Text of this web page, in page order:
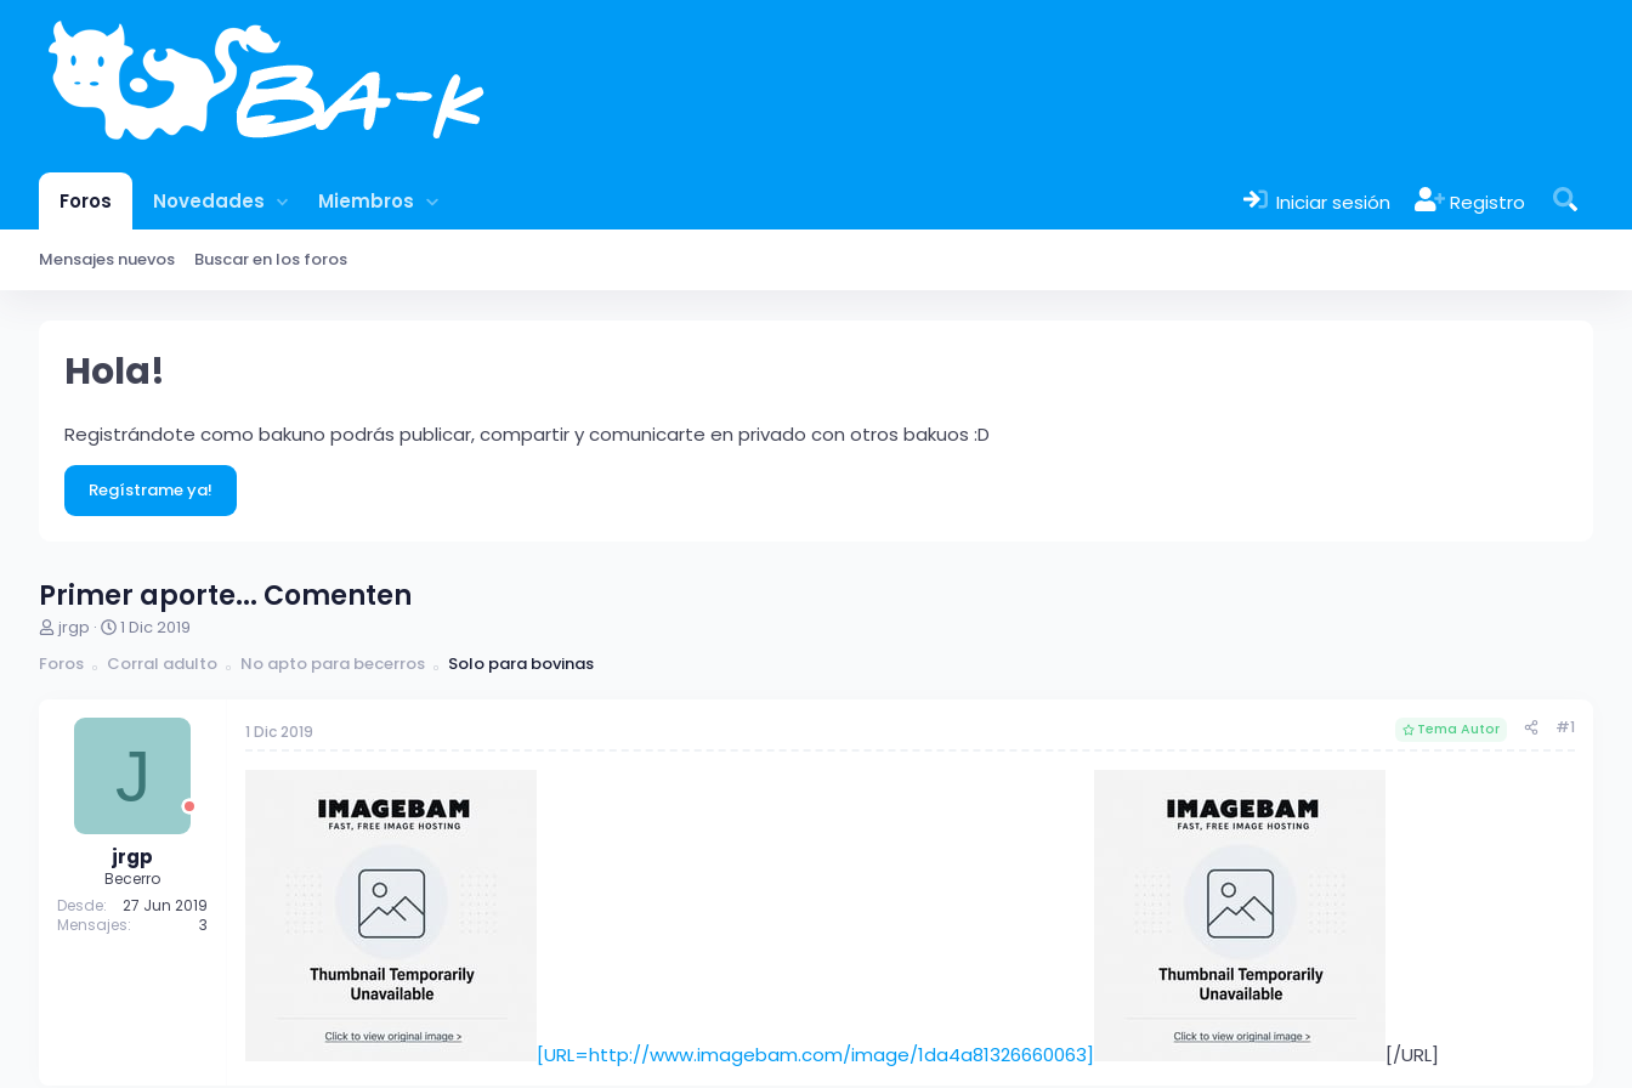
Foros Novedades Miembros Iniciar sesión Registro
Mensajes nuevos Buscar en los foros
Hola!
Registrándote como bakuno podrás publicar, compartir y comunicarte en privado con otros bakuos :D
Regístrame ya!
Primer aporte... Comenten
A
t
jrgp
F
c
a
e
n
i
o
1 Dic 2019
Foros
Corral adulto No apto para becerros Solo para bovinas
J
jrgp
Becerro
Desde
27 Jun 2019
Mensajes
3
1 Dic 2019 Tema Autor #1
[URL=http://www.imagebam.com/image/1da4a81326660063] [/URL]